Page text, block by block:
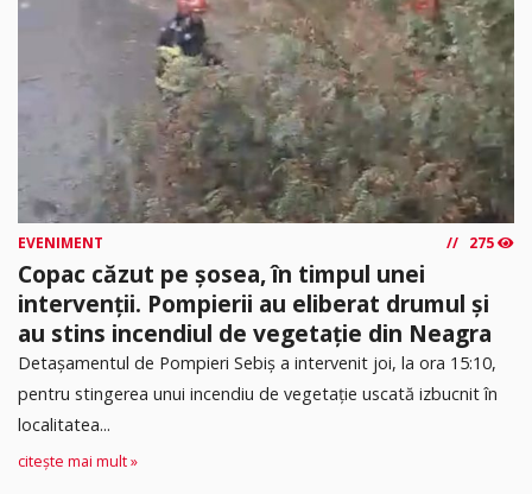
EVENIMENT 275
Copac căzut pe șosea, în timpul unei
intervenții. Pompierii au eliberat drumul și
au stins incendiul de vegetație din Neagra
Detașamentul de Pompieri Sebiș a intervenit joi, la ora 15:10,
pentru stingerea unui incendiu de vegetație uscată izbucnit în
localitatea...
citește mai mult »